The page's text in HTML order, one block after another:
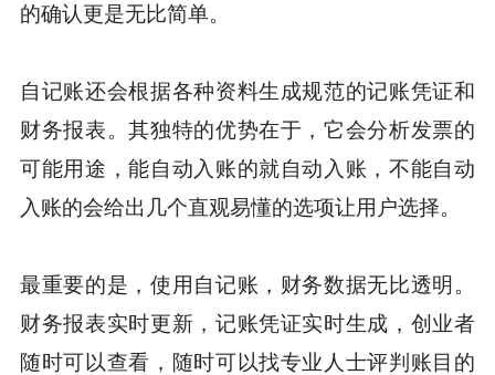
的确认更是无比简单。
自记账还会根据各种资料生成规范的记账凭证和
财务报表。其独特的优势在于，它会分析发票的
可能用途，能自动入账的就自动入账，不能自动
入账的会给出几个直观易懂的选项让用户选择。
最重要的是，使用自记账，财务数据无比透明。
财务报表实时更新，记账凭证实时生成，创业者
随时可以查看，随时可以找专业人士评判账目的